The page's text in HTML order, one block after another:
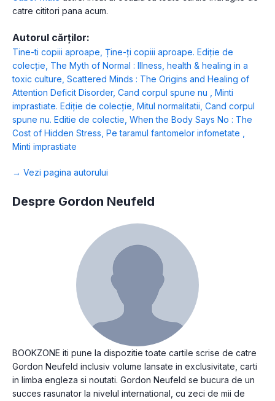
catre cititori pana acum.
Autorul cărților:
Tine-ti copiii aproape Ține-ți copiii aproape. Ediție de
colecție The Myth of Normal : Illness, health & healing in a
toxic culture Scattered Minds : The Origins and Healing of
Attention Deficit Disorder, Cand corpul spune nu
Minti
imprastiate. Ediție de colecție Mitul normalitatii Cand corpul
spune nu. Editie de colectie When the Body Says No : The
Cost of Hidden Stress Pe taramul fantomelor infometate
Minti imprastiate
→ Vezi pagina autorului
Despre Gordon Neufeld
BOOKZONE iti pune la dispozitie toate cartile scrise de catre
Gordon Neufeld inclusiv volume lansate in exclusivitate, carti
in limba engleza si noutati. Gordon Neufeld se bucura de un
succes rasunator la nivelul international, cu zeci de mii de